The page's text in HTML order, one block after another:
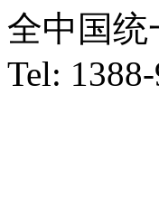
全中国统
Tel: